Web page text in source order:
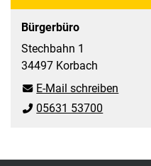
Bürgerbüro
Stechbahn 1
34497 Korbach
E-Mail schreiben
05631 53700